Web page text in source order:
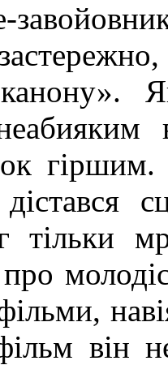
-
канону».
тільки
він